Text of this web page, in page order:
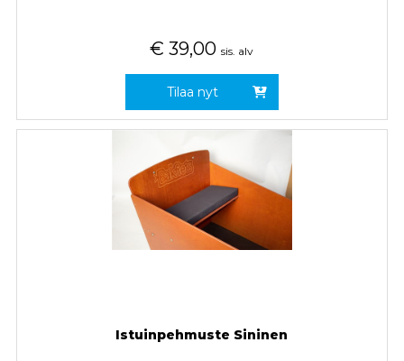
€ 39,00 sis. alv
Tilaa nyt
Istuinpehmuste Sininen